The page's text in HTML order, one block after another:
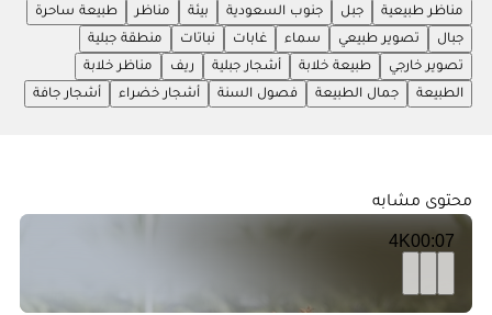
مناظر طبيعية
جبل جنوب السعودية بيئة مناظر
طبيعة ساحرة
جبال
تصوير طبيعي سماء غابات نباتات
منطقة جبلية
تصوير خارجي
طبيعة خلابة أشجار جبلية ريف
مناظر خلابة
الطبيعة
جمال الطبيعة فصول السنة أشجار خضراء أشجار جافة
محتوى مشابه
00:07
4K